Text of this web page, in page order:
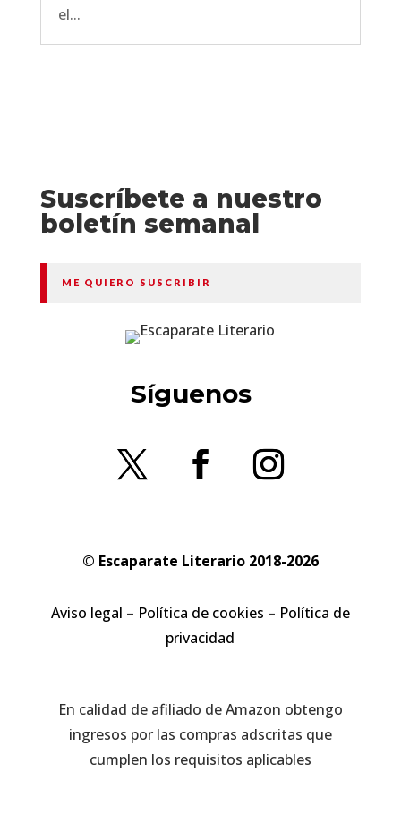
el...
Suscríbete a nuestro
boletín semanal
ME QUIERO SUSCRIBIR
Síguenos
© Escaparate Literario 2018-2026
Aviso legal – Política de cookies – Política de
privacidad
En calidad de afiliado de Amazon obtengo
ingresos por las compras adscritas que
cumplen los requisitos aplicables